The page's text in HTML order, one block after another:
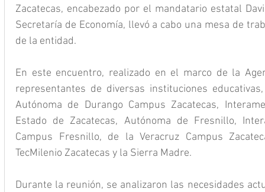
Zacatecas, encabezado por el mandatario estatal
Secretaría de Economía, llevó a cabo una mesa de
de la entidad.
En este encuentro, realizado en el marco de la
representantes de diversas instituciones
Autónoma de Durango Campus Zacatecas,
Estado de Zacatecas, Autónoma de Fresnillo,
Campus Fresnillo, de la Veracruz Campus
TecMilenio Zacatecas y la Sierra Madre.
Durante la reunión, se analizaron las necesidades